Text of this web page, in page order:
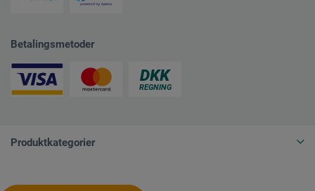
Betalingsmetoder
Produktkategorier